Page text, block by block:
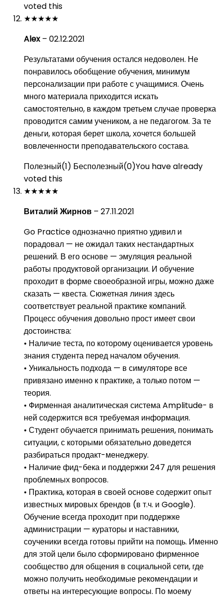
voted this
★★★★★
Alex– 02.12.2021
Результатами обучения остался недоволен. Не
понравилось обобщение обучения, минимум
персонализации при работе с учащимися. Очень
много материала приходится искать
самостоятельно, в каждом третьем случае проверка
проводится самим учеником, а не педагогом. За те
деньги, которая берет школа, хочется большей
вовлеченности преподавательского состава.
Полезный(1) Бесполезный(0)You have already
voted this
★★★★★
Виталий Жирнов – 27.11.2021
Go Practice однозначно приятно удивил и
порадовал — не ожидал таких нестандартных
решений. В его основе — эмуляция реальной
работы продуктовой организации. И обучение
проходит в форме своеобразной игры, можно даже
сказать — квеста. Сюжетная линия здесь
соответствует реальной практике компаний.
Процесс обучения довольно прост имеет свои
достоинства:
• Наличие теста, по которому оценивается уровень
знания студента перед началом обучения.
• Уникальность подхода — в симуляторе все
привязано именно к практике, а только потом —
теория.
• Фирменная аналитическая система Amplitude- в
ней содержится вся требуемая информация.
• Студент обучается принимать решения, понимать
ситуации, с которыми обязательно доведется
разбираться продакт-менеджеру.
• Наличие фид-бека и поддержки 247 для решения
проблемных вопросов.
• Практика, которая в своей основе содержит опыт
известных мировых брендов (в т.ч. и Google).
Обучение всегда проходит при поддержке
администрации — кураторы и наставники,
соученики всегда готовы прийти на помощь. Именно
для этой цели было сформировано фирменное
сообщество для общения в социальной сети, где
можно получить необходимые рекомендации и
ответы на интересующие вопросы. По моему